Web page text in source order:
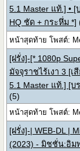
5.1 Master แท้.] • [
HQ ชัด + กระหึ่ม *]
หน้าสุดท้าย โพสต์:
[ฝรั่ง]-[* 1080p
มัจจุราชไร้เงา 3 [เ
5.1 Master แท้.] [บ
(5)
หน้าสุดท้าย โพสต์:
[ฝรั่ง]-| WEB-DL |
(2023) - มิชชั่น:อิม